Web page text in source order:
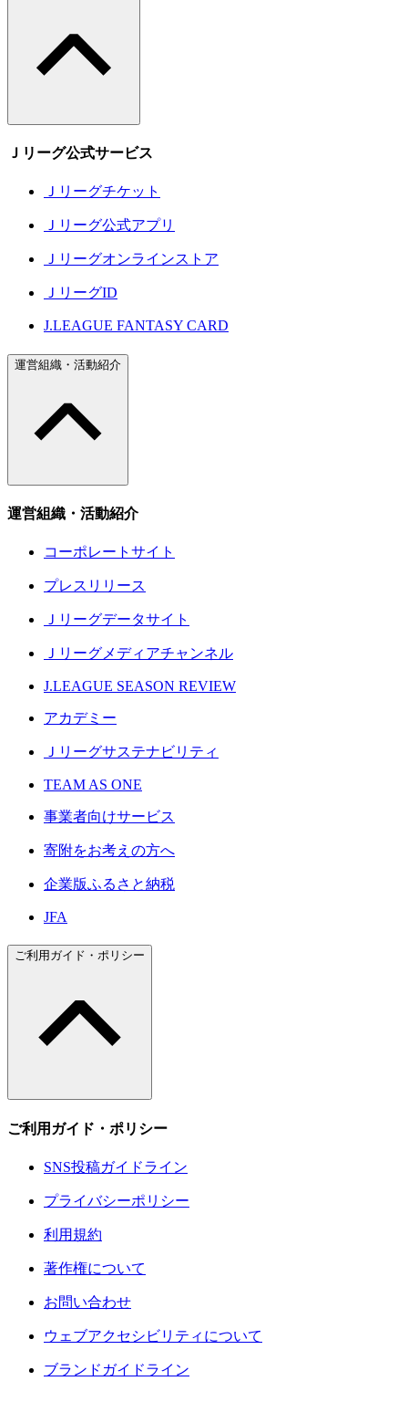
Ｊリーグ公式サービス
Ｊリーグチケット
Ｊリーグ公式アプリ
Ｊリーグオンラインストア
ＪリーグID
J.LEAGUE FANTASY CARD
運営組織・活動紹介
運営組織・活動紹介
コーポレートサイト
プレスリリース
Ｊリーグデータサイト
Ｊリーグメディアチャンネル
J.LEAGUE SEASON REVIEW
アカデミー
Ｊリーグサステナビリティ
TEAM AS ONE
事業者向けサービス
寄附をお考えの方へ
企業版ふるさと納税
JFA
ご利用ガイド・ポリシー
ご利用ガイド・ポリシー
SNS投稿ガイドライン
プライバシーポリシー
利用規約
著作権について
お問い合わせ
ウェブアクセシビリティについて
ブランドガイドライン